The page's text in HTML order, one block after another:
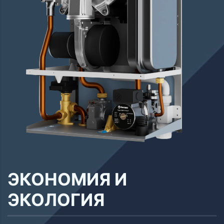
ЭКОНОМИЯ И
ЭКОЛОГИЯ